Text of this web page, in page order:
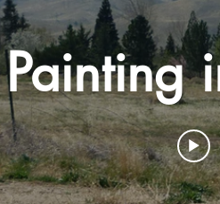
Painting